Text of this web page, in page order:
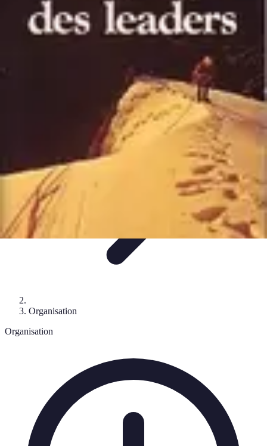
Astuces du Quotidien
Économie domestiqueCuisine et Alimentation Cuisine &
MénageOrganisationProductivité
Organisation
Organisation